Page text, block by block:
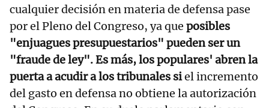
cualquier decisión en materia de defensa pase
por el Pleno del Congreso, ya que posibles
"enjuagues presupuestarios" pueden ser un
"fraude de ley". Es más, los populares' abren la
puerta a acudir a los tribunales siel incremento
del gasto en defensa no obtiene la autorización